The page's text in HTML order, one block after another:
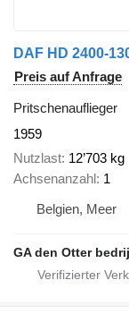
DAF HD 2400-
Preis auf Anfrage
Pritschenauflieger
1959
Nutzlast 12’703 kg
Achsenanzahl 1
Belgien, Meer
GA den Otter